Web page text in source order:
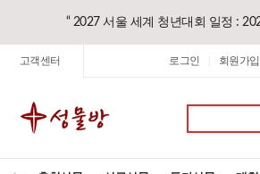
“ 2027 서울 세계 청년대회 일정 :
고객센터 로그인 회원가입